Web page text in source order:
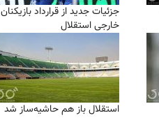
جزئیات جدید از قرارداد بازیکنان
خارجی استقلال
استقلال باز هم حاشیه‌ساز شد